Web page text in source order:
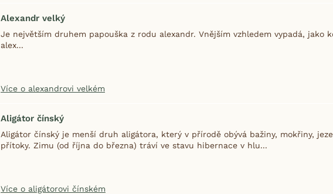
Alexandr velký
Je největším druhem papouška z rodu alexandr. Vnějším vzhledem vypadá, jako
alex...
Více o alexandrovi velkém
Aligátor čínský
Aligátor čínský je menší druh aligátora, který v přírodě obývá bažiny, mokřiny,
přítoky. Zimu (od října do března) tráví ve stavu hibernace v hlu...
Více o aligátorovi čínském